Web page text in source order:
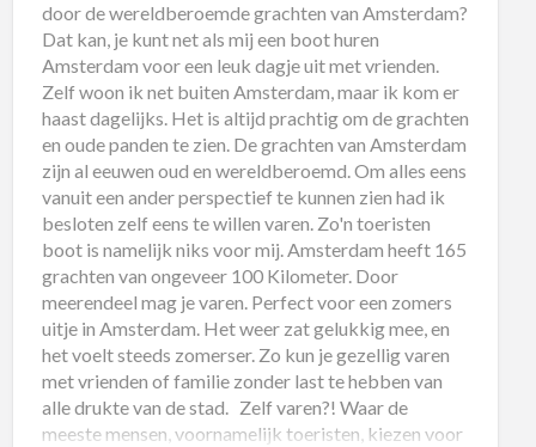
door de wereldberoemde grachten van Amsterdam?
Dat kan, je kunt net als mij een boot huren
Amsterdam voor een leuk dagje uit met vrienden.
Zelf woon ik net buiten Amsterdam, maar ik kom er
haast dagelijks. Het is altijd prachtig om de grachten
en oude panden te zien. De grachten van Amsterdam
zijn al eeuwen oud en wereldberoemd. Om alles eens
vanuit een ander perspectief te kunnen zien had ik
besloten zelf eens te willen varen. Zo'n toeristen
boot is namelijk niks voor mij. Amsterdam heeft 165
grachten van ongeveer 100 Kilometer. Door
meerendeel mag je varen. Perfect voor een zomers
uitje in Amsterdam. Het weer zat gelukkig mee, en
het voelt steeds zomerser. Zo kun je gezellig varen
met vrienden of familie zonder last te hebben van
alle drukte van de stad. Zelf varen?! Waar de
meeste mensen, voornamelijk toeristen, kiezen voor